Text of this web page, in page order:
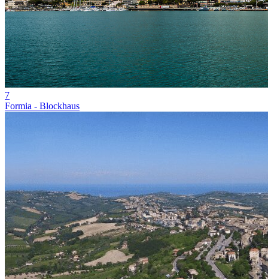
7
Formia - Blockhaus